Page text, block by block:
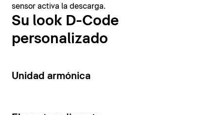
sensor activa la descarga.
Su look D-Code
personalizado
14
Unidad armónica